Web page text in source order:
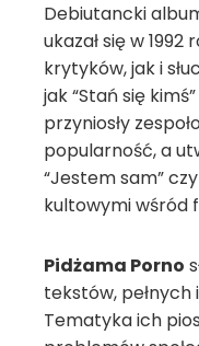
Debiutancki
ukazał się w
krytyków, jak i
jak “Stań się
przyniosły
popularność, a
“Jestem sam”
kultowymi wśród
Pidżama Porno
tekstów, pełnych
Tematyka ich